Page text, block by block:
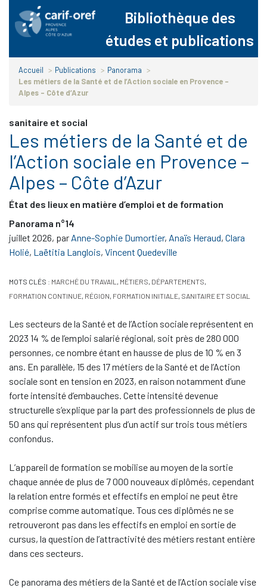
Bibliothèque des
études et publications
Accueil > Publications > Panorama >
Les métiers de la Santé et de l’Action sociale en Provence –
Alpes – Côte d’Azur
sanitaire et social
Les métiers de la Santé et de
l’Action sociale en Provence –
Alpes – Côte d’Azur
État des lieux en matière d’emploi et de formation
Panorama n°14
juillet 2026, par Anne-Sophie Dumortier, Anaïs Heraud, Clara
Holié, Laëtitia Langlois, Vincent Quedeville
MOTS CLÉS : MARCHÉ DU TRAVAIL , MÉTIERS, DÉPARTEMENTS,
FORMATION CONTINUE, RÉGION, FORMATION INITIALE, SANITAIRE ET SOCIAL
Les secteurs de la Santé et de l’Action sociale représentent en
2023 14 % de l’emploi salarié régional, soit près de 280 000
personnes, ce nombre étant en hausse de plus de 10 % en 3
ans. En parallèle, 15 des 17 métiers de la Santé et de l’Action
sociale sont en tension en 2023, en raison notamment d’une
forte intensité d’embauches. Cette intensité devenue
structurelle s’explique par la part des professionnels de plus de
50 ans qui représentent plus d’un actif sur trois tous métiers
confondus.
L’appareil de formation se mobilise au moyen de la sortie
chaque année de plus de 7 000 nouveaux diplômés, cependant
la relation entre formés et effectifs en emploi ne peut être
comprise comme automatique. Tous ces diplômés ne se
retrouveront pas dans les effectifs en emploi en sortie de
cursus, la question de l’attractivité des métiers restant entière
dans ces secteurs.
Ce panorama des métiers de la Santé et de l’Action sociale vise
Panneau de gestion des cookies